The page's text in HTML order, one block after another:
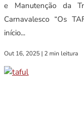
e Manutenção da
Carnavalesco “Os
início...
Out 16, 2025 | 2 min leitura